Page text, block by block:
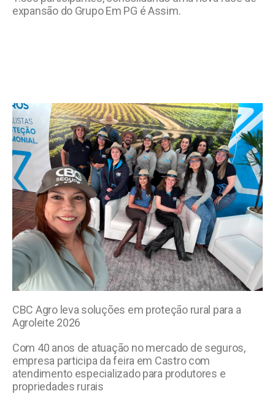
expansão do Grupo Em PG é Assim.
CBC Agro leva soluções em proteção rural para a
Agroleite 2026
Com 40 anos de atuação no mercado de seguros,
empresa participa da feira em Castro com
atendimento especializado para produtores e
propriedades rurais